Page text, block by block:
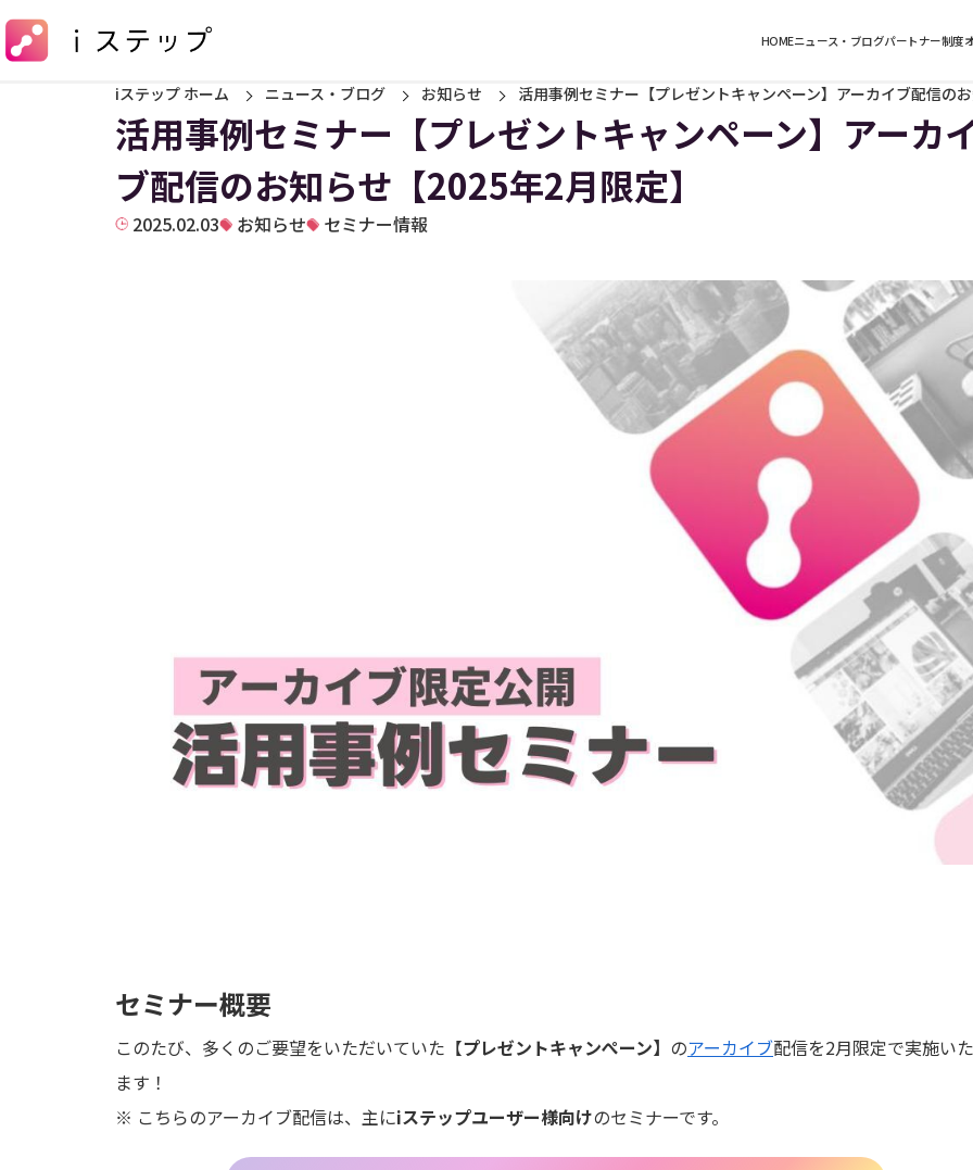
HOMEニュース・ブログパートナー制度
iステップ ホーム ニュース・ブログ お知らせ 活用事例セミナー【プレゼントキャンペーン】アーカイブ配信の
活用事例セミナー【プレゼントキャンペーン】アーカ
ブ配信のお知らせ【2025年2月限定】
2025.02.03 お知らせ セミナー情報
セミナー概要
このたび、多くのご要望をいただいていた【プレゼントキャンぺーン】 のアーカイブ配信を2月限定で実施い
ます！
※ こちらのアーカイブ配信は、主にiステップユーザー様向けのセミナーです。